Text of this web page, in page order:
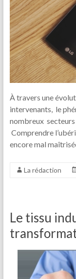
À travers une
intervenants, le
nombreux secteurs
Comprendre
encore mal
La rédaction
Le tissu